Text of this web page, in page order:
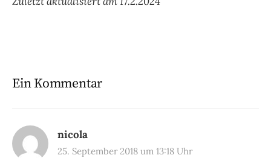
Ein Kommentar
nicola
25. September 2018 um 13:18 Uhr